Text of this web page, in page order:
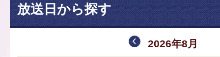
放送日から探す
2026年8月